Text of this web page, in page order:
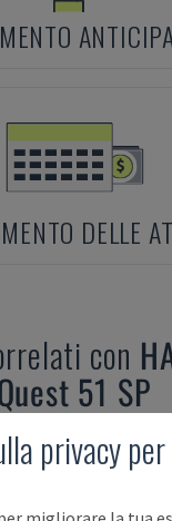
DELLE
con
51 SP
privacy